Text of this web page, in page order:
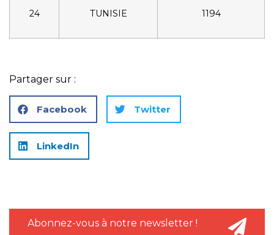
24 TUNISIE 1194
Partager sur :
Facebook Twitter
LinkedIn
Abonnez-vous à notre newsletter !